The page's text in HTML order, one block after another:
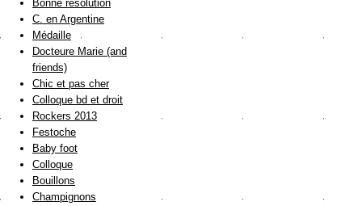
Bonne résolution
C. en Argentine
Médaille
Docteure Marie (and
friends)
Chic et pas cher
Colloque bd et droit
Rockers 2013
Festoche
Baby foot
Colloque
Bouillons
Champignons